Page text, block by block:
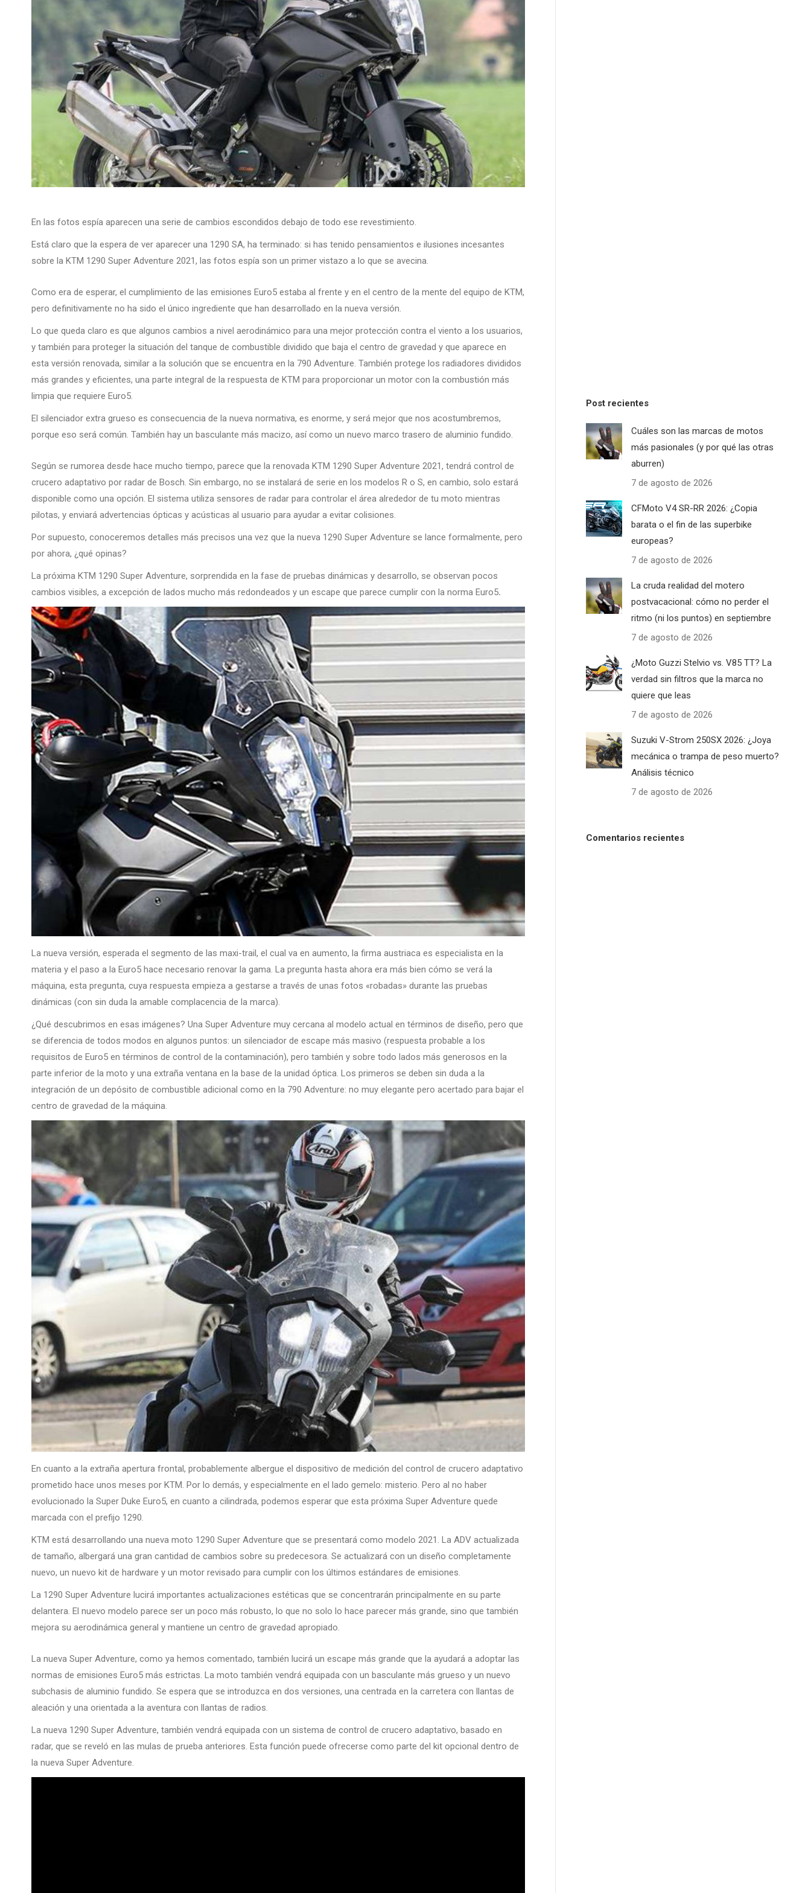
En las fotos espía aparecen una serie de cambios escondidos debajo de todo ese revestimiento.
Está claro que la espera de ver aparecer una 1290 SA, ha terminado: si has tenido pensamientos e ilusiones incesantes
sobre la KTM 1290 Super Adventure 2021, las fotos espía son un primer vistazo a lo que se avecina.
Como era de esperar, el cumplimiento de las emisiones Euro5 estaba al frente y en el centro de la mente del equipo de KTM,
pero definitivamente no ha sido el único ingrediente que han desarrollado en la nueva versión.
Lo que queda claro es que algunos cambios a nivel aerodinámico para una mejor protección contra el viento a los usuarios,
y también para proteger la situación del tanque de combustible dividido que baja el centro de gravedad y que aparece en
esta versión renovada, similar a la solución que se encuentra en la 790 Adventure. También protege los radiadores divididos
más grandes y eficientes, una parte integral de la respuesta de KTM para proporcionar un motor con la combustión más
limpia que requiere Euro5.
El silenciador extra grueso es consecuencia de la nueva normativa, es enorme, y será mejor que nos acostumbremos,
porque eso será común. También hay un basculante más macizo, así como un nuevo marco trasero de aluminio fundido.
Según se rumorea desde hace mucho tiempo, parece que la renovada KTM 1290 Super Adventure 2021, tendrá control de
crucero adaptativo por radar de Bosch. Sin embargo, no se instalará de serie en los modelos R o S, en cambio, solo estará
disponible como una opción. El sistema utiliza sensores de radar para controlar el área alrededor de tu moto mientras
pilotas, y enviará advertencias ópticas y acústicas al usuario para ayudar a evitar colisiones.
Por supuesto, conoceremos detalles más precisos una vez que la nueva 1290 Super Adventure se lance formalmente, pero
por ahora, ¿qué opinas?
La próxima KTM 1290 Super Adventure, sorprendida en la fase de pruebas dinámicas y desarrollo, se observan pocos
cambios visibles, a excepción de lados mucho más redondeados y un escape que parece cumplir con la norma Euro5.
La nueva versión, esperada el segmento de las maxi-trail, el cual va en aumento, la firma austriaca es especialista en la
materia y el paso a la Euro5 hace necesario renovar la gama. La pregunta hasta ahora era más bien cómo se verá la
máquina, esta pregunta, cuya respuesta empieza a gestarse a través de unas fotos «robadas» durante las pruebas
dinámicas (con sin duda la amable complacencia de la marca).
¿Qué descubrimos en esas imágenes? Una Super Adventure muy cercana al modelo actual en términos de diseño, pero que
se diferencia de todos modos en algunos puntos: un silenciador de escape más masivo (respuesta probable a los
requisitos de Euro5 en términos de control de la contaminación), pero también y sobre todo lados más generosos en la
parte inferior de la moto y una extraña ventana en la base de la unidad óptica. Los primeros se deben sin duda a la
integración de un depósito de combustible adicional como en la 790 Adventure: no muy elegante pero acertado para bajar el
centro de gravedad de la máquina.
En cuanto a la extraña apertura frontal, probablemente albergue el dispositivo de medición del control de crucero adaptativo
prometido hace unos meses por KTM. Por lo demás, y especialmente en el lado gemelo: misterio. Pero al no haber
evolucionado la Super Duke Euro5, en cuanto a cilindrada, podemos esperar que esta próxima Super Adventure quede
marcada con el prefijo 1290.
KTM está desarrollando una nueva moto 1290 Super Adventure que se presentará como modelo 2021. La ADV actualizada
de tamaño, albergará una gran cantidad de cambios sobre su predecesora. Se actualizará con un diseño completamente
nuevo, un nuevo kit de hardware y un motor revisado para cumplir con los últimos estándares de emisiones.
La 1290 Super Adventure lucirá importantes actualizaciones estéticas que se concentrarán principalmente en su parte
delantera. El nuevo modelo parece ser un poco más robusto, lo que no solo lo hace parecer más grande, sino que también
mejora su aerodinámica general y mantiene un centro de gravedad apropiado.
La nueva Super Adventure, como ya hemos comentado, también lucirá un escape más grande que la ayudará a adoptar las
normas de emisiones Euro5 más estrictas. La moto también vendrá equipada con un basculante más grueso y un nuevo
subchasis de aluminio fundido. Se espera que se introduzca en dos versiones, una centrada en la carretera con llantas de
aleación y una orientada a la aventura con llantas de radios.
La nueva 1290 Super Adventure, también vendrá equipada con un sistema de control de crucero adaptativo, basado en
radar, que se reveló en las mulas de prueba anteriores. Esta función puede ofrecerse como parte del kit opcional dentro de
la nueva Super Adventure.
Post recientes
Cuáles son las marcas de motos
más pasionales (y por qué las otras
aburren)
7 de agosto de 2026
CFMoto V4 SR-RR 2026: ¿Copia
barata o el fin de las superbike
europeas?
7 de agosto de 2026
La cruda realidad del motero
postvacacional: cómo no perder el
ritmo (ni los puntos) en septiembre
7 de agosto de 2026
¿Moto Guzzi Stelvio vs. V85 TT? La
verdad sin filtros que la marca no
quiere que leas
7 de agosto de 2026
Suzuki V-Strom 250SX 2026: ¿Joya
mecánica o trampa de peso muerto?
Análisis técnico
7 de agosto de 2026
Comentarios recientes